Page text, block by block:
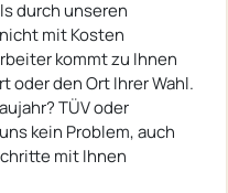
durch unseren
mit Kosten
kommt zu Ihnen
oder den Ort Ihrer Wahl.
TÜV oder
kein Problem, auch
mit Ihnen